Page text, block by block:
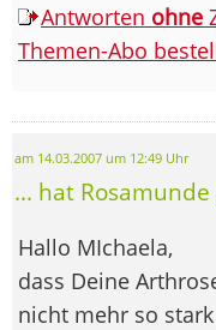
Antworten ohne
Themen-Abo
am 14.03.2007 um 12:49 Uhr
... hat
Hallo MIchaela,
dass Deine
nicht mehr so